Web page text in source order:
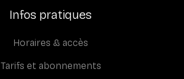
Infos pratiques
Horaires & accès
Tarifs et abonnements